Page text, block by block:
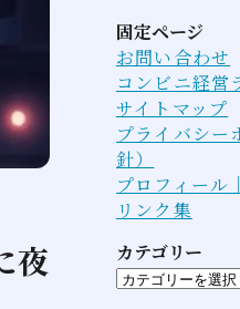
夜
固定ページ
お問い合わせ
コンビニ経営
サイトマップ
プライバシー
針）
プロフィール
リンク集
カテゴリー
カ